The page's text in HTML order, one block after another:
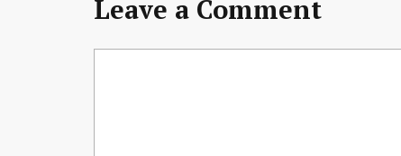
Leave a Comment